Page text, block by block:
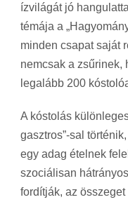
ízvilágát jó
témája a
minden csapat saját
nemcsak a zsűrinek,
legalább 200
A kóstolás
gasztros”-sal
egy adag ételnek
szociálisan
fordítják, az